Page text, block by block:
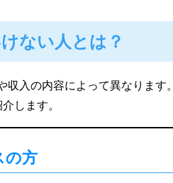
ない人とは？
入の内容によって異なります。
します。
の方